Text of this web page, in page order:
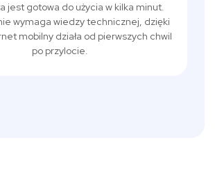
jest gotowa do użycia w kilka minut.
wymaga wiedzy technicznej, dzięki
mobilny działa od pierwszych chwil
po przylocie.